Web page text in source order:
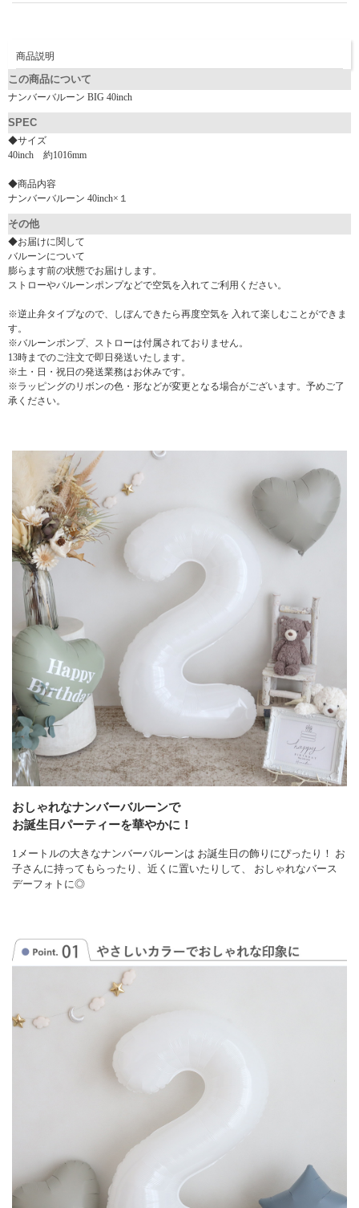
商品説明
この商品について
ナンバーバルーン BIG 40inch
SPEC
◆サイズ
40inch 約1016mm
◆商品内容
ナンバーバルーン 40inch×１
その他
◆お届けに関して
バルーンについて
膨らます前の状態でお届けします。
ストローやバルーンポンプなどで空気を入れてご利用ください。
※逆止弁タイプなので、しぼんできたら再度空気を 入れて楽しむことができま
す。
※バルーンポンプ、ストローは付属されておりません。
13時までのご注文で即日発送いたします。
※土・日・祝日の発送業務はお休みです。
※ラッピングのリボンの色・形などが変更となる場合がございます。予めご了
承ください。
おしゃれなナンバーバルーンで
お誕生日パーティーを華やかに！
1メートルの大きなナンバーバルーンは お誕生日の飾りにぴったり！ お
子さんに持ってもらったり、近くに置いたりして、 おしゃれなバース
デーフォトに◎